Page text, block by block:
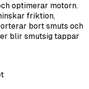
optimerar motorn.
friktion,
bort smuts och
blir smutsig tappar